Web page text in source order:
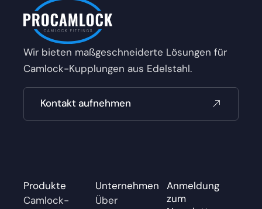
Wir bieten maßgeschneiderte Lösungen für
Camlock-Kupplungen aus Edelstahl.
Kontakt aufnehmen
Produkte
Camlock-
Unternehmen
Über
Anmeldung
zum